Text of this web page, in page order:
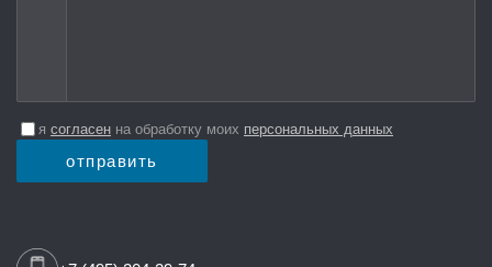
я согласен на обработку моих персональных данных
отправить